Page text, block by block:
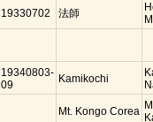
19330702 法師
19340803-
09
Kamikochi
Mt. Kongo Corea